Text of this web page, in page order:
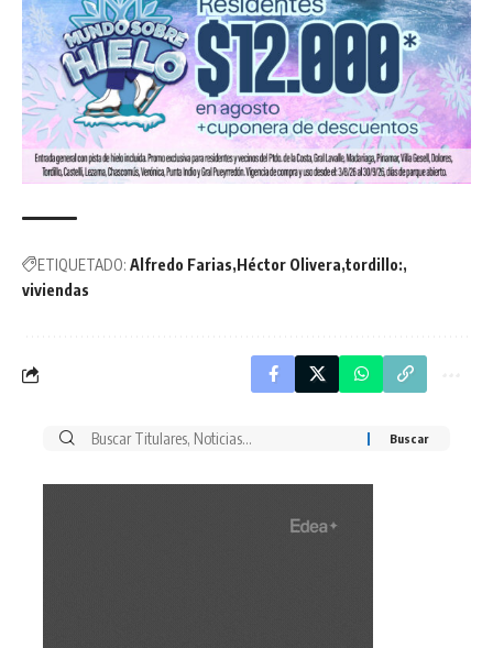
ETIQUETADO: Alfredo Farias Héctor Olivera tordillo:
viviendas
Buscar